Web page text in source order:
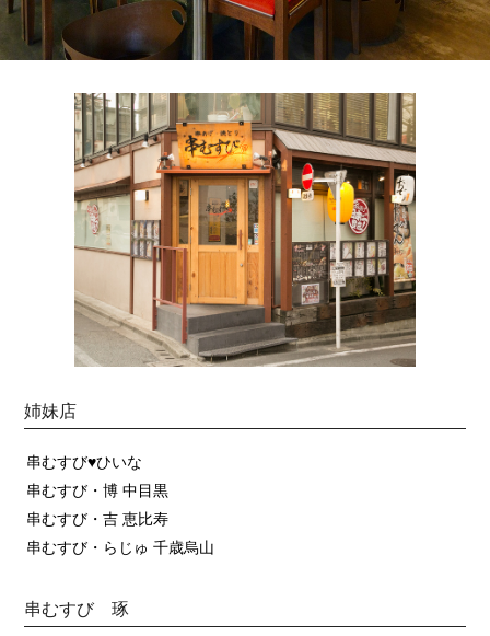
姉妹店
串むすび♥ひいな
串むすび・博 中目黒
串むすび・吉 恵比寿
串むすび・らじゅ 千歳烏山
串むすび 琢